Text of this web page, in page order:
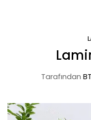
Tarafından